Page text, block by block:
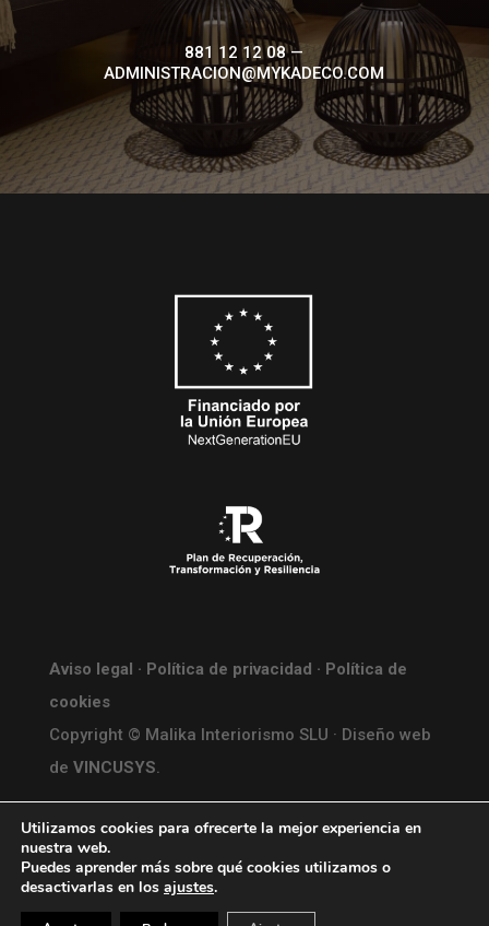
881 12 12 08 —
ADMINISTRACION@MYKADECO.COM
Aviso legal · Política de privacidad · Política de
cookies
Copyright © Malika Interiorismo SLU · Diseño web
de VINCUSYS
Utilizamos cookies para ofrecerte la mejor experiencia en
nuestra web.
Puedes aprender más sobre qué cookies utilizamos o
desactivarlas en los ajustes.